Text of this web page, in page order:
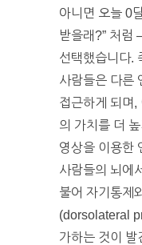
아니면 오늘 0
받을래?” 처럼
선택했습니다.
사람들은 다른
접근하게 되며,
의 가치를 더
영상을 이용한
사람들의 뇌에
불어 자기통제
(dorsolateral
가하는 것이 발